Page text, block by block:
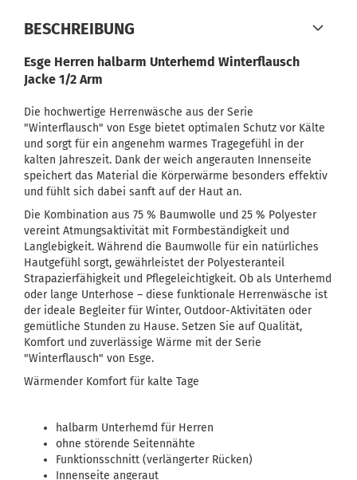
BESCHREIBUNG
Esge Herren halbarm Unterhemd Winterflausch
Jacke 1/2 Arm
Die hochwertige Herrenwäsche aus der Serie
"Winterflausch" von Esge bietet optimalen Schutz vor Kälte
und sorgt für ein angenehm warmes Tragegefühl in der
kalten Jahreszeit. Dank der weich angerauten Innenseite
speichert das Material die Körperwärme besonders effektiv
und fühlt sich dabei sanft auf der Haut an.
Die Kombination aus 75 % Baumwolle und 25 % Polyester
vereint Atmungsaktivität mit Formbeständigkeit und
Langlebigkeit. Während die Baumwolle für ein natürliches
Hautgefühl sorgt, gewährleistet der Polyesteranteil
Strapazierfähigkeit und Pflegeleichtigkeit. Ob als Unterhemd
oder lange Unterhose – diese funktionale Herrenwäsche ist
der ideale Begleiter für Winter, Outdoor-Aktivitäten oder
gemütliche Stunden zu Hause. Setzen Sie auf Qualität,
Komfort und zuverlässige Wärme mit der Serie
"Winterflausch" von Esge.
Wärmender Komfort für kalte Tage
halbarm Unterhemd für Herren
ohne störende Seitennähte
Funktionsschnitt (verlängerter Rücken)
Innenseite angeraut